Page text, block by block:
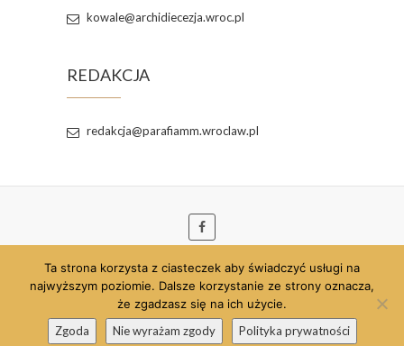
kowale@archidiecezja.wroc.pl
REDAKCJA
redakcja@parafiamm.wroclaw.pl
© 2026Parafia pw. Najświętszej Maryi Panny
Matki Miłosierdzia we Wrocławiu | Szablon strony
opracowany przez:Theme Freesia| Strona
wspierana przez: WordPress
Ta strona korzysta z ciasteczek aby świadczyć usługi na
najwyższym poziomie. Dalsze korzystanie ze strony oznacza,
że zgadzasz się na ich użycie.
Zgoda
Nie wyrażam zgody Polityka prywatności